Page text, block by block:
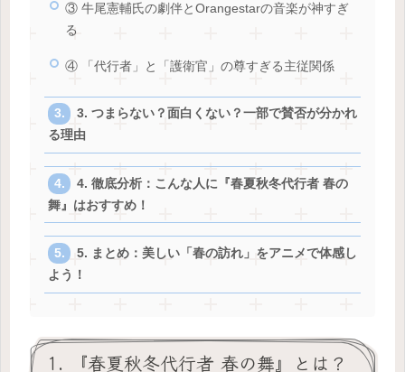
③ 牛尾憲輔氏の劇伴とOrangestarの音楽が神すぎ
る
④ 「代行者」と「護衛官」の尊すぎる主従関係
3. つまらない？面白くない？一部で賛否が分かれ
る理由
4. 徹底分析：こんな人に『春夏秋冬代行者 春の
舞』はおすすめ！
5. まとめ：美しい「春の訪れ」をアニメで体感し
よう！
1. 『春夏秋冬代行者 春の舞』とは？